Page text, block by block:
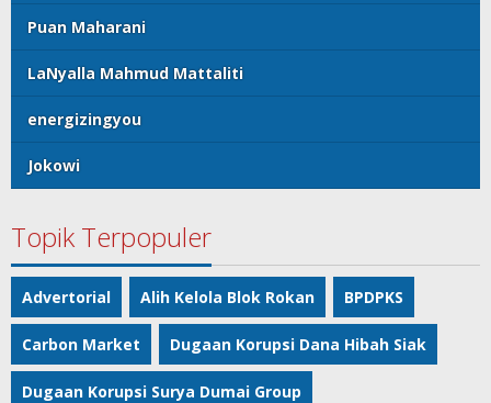
Puan Maharani
LaNyalla Mahmud Mattaliti
energizingyou
Jokowi
Topik Terpopuler
Advertorial Alih Kelola Blok Rokan BPDPKS
Carbon Market Dugaan Korupsi Dana Hibah Siak
Dugaan Korupsi Surya Dumai Group